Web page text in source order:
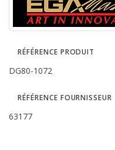
RÉFÉRENCE PRODUIT
DG80-1072
RÉFÉRENCE FOURNISSEUR
63177